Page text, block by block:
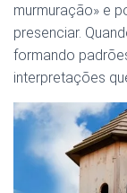
murmuração» e
presenciar.
formando
interpretações